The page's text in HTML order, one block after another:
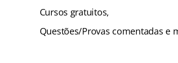
Cursos gratuitos,
Questões/Provas comentadas e